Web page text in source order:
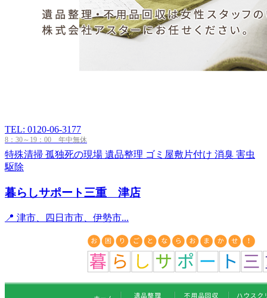
TEL: 0120-06-3177
8：30～19：00 年中無休
特殊清掃 孤独死の現場 遺品整理 ゴミ屋敷片付け 消臭 害虫
駆除
暮らしサポート三重 津店
📍 津市、四日市市、伊勢市...